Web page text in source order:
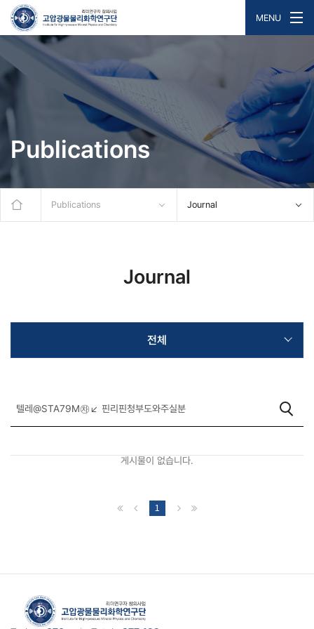
MENU
Publications
Publications Journal
Journal
전체
게시물이 없습니다.
1